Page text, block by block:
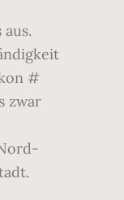
#
zwar